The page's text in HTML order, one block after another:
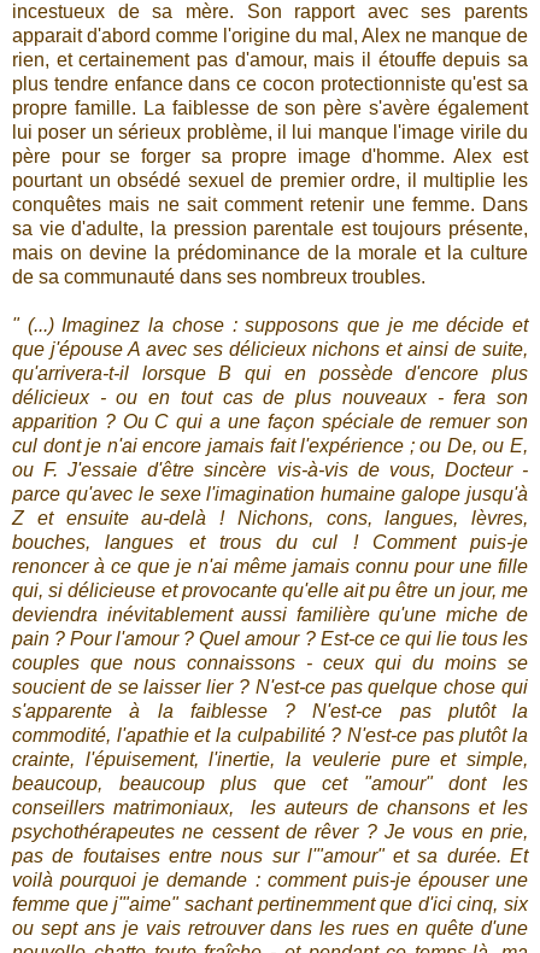
incestueux de sa mère. Son rapport avec ses parents
apparait d'abord comme l'origine du mal, Alex ne manque de
rien, et certainement pas d'amour, mais il étouffe depuis sa
plus tendre enfance dans ce cocon protectionniste qu'est sa
propre famille. La faiblesse de son père s'avère également
lui poser un sérieux problème, il lui manque l'image virile du
père pour se forger sa propre image d'homme. Alex est
pourtant un obsédé sexuel de premier ordre, il multiplie les
conquêtes mais ne sait comment retenir une femme. Dans
sa vie d'adulte, la pression parentale est toujours présente,
mais on devine la prédominance de la morale et la culture
de sa communauté dans ses nombreux troubles.
" (...) Imaginez la chose : supposons que je me décide et
que j'épouse A avec ses délicieux nichons et ainsi de suite,
qu'arrivera-t-il lorsque B qui en possède d'encore plus
délicieux - ou en tout cas de plus nouveaux - fera son
apparition ? Ou C qui a une façon spéciale de remuer son
cul dont je n'ai encore jamais fait l'expérience ; ou De, ou E,
ou F. J'essaie d'être sincère vis-à-vis de vous, Docteur -
parce qu'avec le sexe l'imagination humaine galope jusqu'à
Z et ensuite au-delà ! Nichons, cons, langues, lèvres,
bouches, langues et trous du cul ! Comment puis-je
renoncer à ce que je n'ai même jamais connu pour une fille
qui, si délicieuse et provocante qu'elle ait pu être un jour, me
deviendra inévitablement aussi familière qu'une miche de
pain ? Pour l'amour ? Quel amour ? Est-ce ce qui lie tous les
couples que nous connaissons - ceux qui du moins se
soucient de se laisser lier ? N'est-ce pas quelque chose qui
s'apparente à la faiblesse ? N'est-ce pas plutôt la
commodité, l'apathie et la culpabilité ? N'est-ce pas plutôt la
crainte, l'épuisement, l'inertie, la veulerie pure et simple,
beaucoup, beaucoup plus que cet "amour" dont les
conseillers matrimoniaux, les auteurs de chansons et les
psychothérapeutes ne cessent de rêver ? Je vous en prie,
pas de foutaises entre nous sur l'"amour" et sa durée. Et
voilà pourquoi je demande : comment puis-je épouser une
femme que j'"aime" sachant pertinemment que d'ici cinq, six
ou sept ans je vais retrouver dans les rues en quête d'une